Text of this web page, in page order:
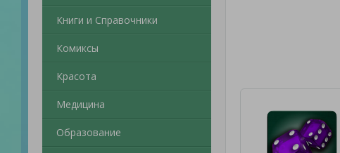
Книги и Справочники
Комиксы
Красота
Медицина
Образование